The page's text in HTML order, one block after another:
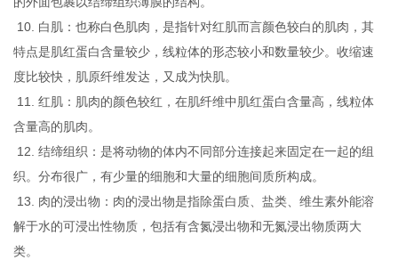
10. 白肌：也称白色肌肉，是指针对红肌而言颜色较白的肌肉，其
特点是肌红蛋白含量较少，线粒体的形态较小和数量较少。收缩速
度比较快，肌原纤维发达，又成为快肌。
11. 红肌：肌肉的颜色较红，在肌纤维中肌红蛋白含量高，线粒体
含量高的肌肉。
12. 结缔组织：是将动物的体内不同部分连接起来固定在一起的组
织。分布很广，有少量的细胞和大量的细胞间质所构成。
13. 肉的浸出物：肉的浸出物是指除蛋白质、盐类、维生素外能溶
解于水的可浸出性物质，包括有含氮浸出物和无氮浸出物质两大
类。